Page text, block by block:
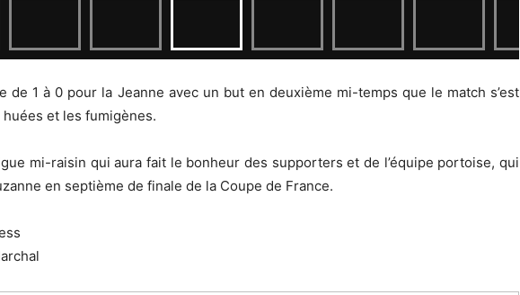
de 1 à 0 pour la Jeanne avec un but en deuxième mi-temps que le match s’est
et les fumigènes.
mi-raisin qui aura fait le bonheur des supporters et de l’équipe portoise, qui
en septième de finale de la Coupe de France.